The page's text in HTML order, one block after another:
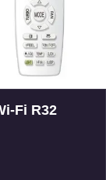
Fi R32